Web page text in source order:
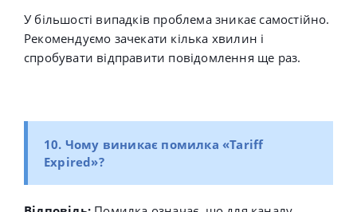
У більшості випадків проблема зникає самостійно.
Рекомендуємо зачекати кілька хвилин і
спробувати відправити повідомлення ще раз.
10. Чому виникає помилка «Tariff
Expired»?